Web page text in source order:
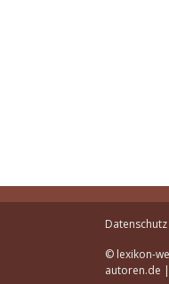
Datenschutz
© lexikon-
autoren.de